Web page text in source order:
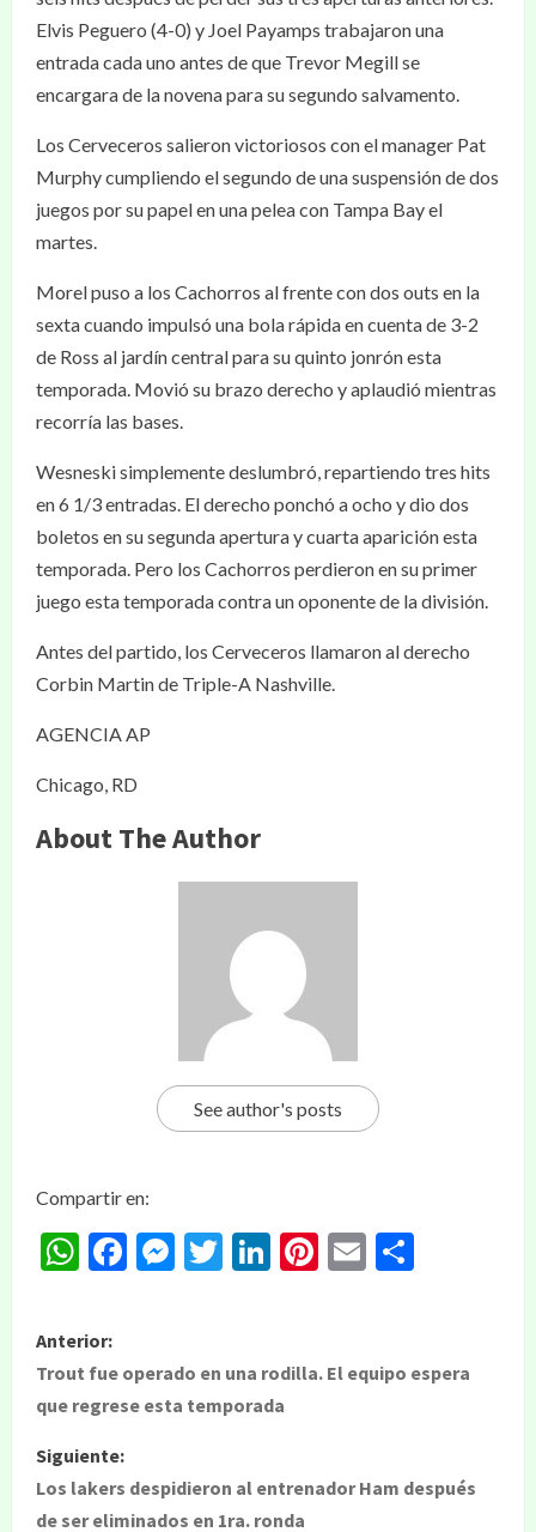
Elvis Peguero (4-0) y Joel Payamps trabajaron una
entrada cada uno antes de que Trevor Megill se
encargara de la novena para su segundo salvamento.
Los Cerveceros salieron victoriosos con el manager Pat
Murphy cumpliendo el segundo de una suspensión de dos
juegos por su papel en una pelea con Tampa Bay el
martes.
Morel puso a los Cachorros al frente con dos outs en la
sexta cuando impulsó una bola rápida en cuenta de 3-2
de Ross al jardín central para su quinto jonrón esta
temporada. Movió su brazo derecho y aplaudió mientras
recorría las bases.
Wesneski simplemente deslumbró, repartiendo tres hits
en 6 1/3 entradas. El derecho ponchó a ocho y dio dos
boletos en su segunda apertura y cuarta aparición esta
temporada. Pero los Cachorros perdieron en su primer
juego esta temporada contra un oponente de la división.
Antes del partido, los Cerveceros llamaron al derecho
Corbin Martin de Triple-A Nashville.
AGENCIA AP
Chicago, RD
About The Author
See author's posts
Compartir en:
WhatsApp
Facebook
Messenger
Twitter
LinkedIn
Pinterest
Email
Anterior:
Trout fue operado en una rodilla. El equipo espera
que regrese esta temporada
Siguiente:
Los lakers despidieron al entrenador Ham después
de ser eliminados en 1ra. ronda